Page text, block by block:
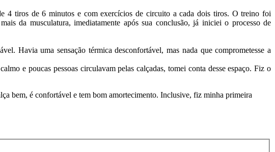
4 tiros de 6 minutos e com exercícios de circuito a cada dois tiros. O treino foi
da musculatura, imediatamente após sua conclusão, já iniciei o processo de
Havia uma sensação térmica desconfortável, mas nada que comprometesse a
e poucas pessoas circulavam pelas calçadas, tomei conta desse espaço. Fiz o
bem, é confortável e tem bom amortecimento. Inclusive, fiz minha primeira